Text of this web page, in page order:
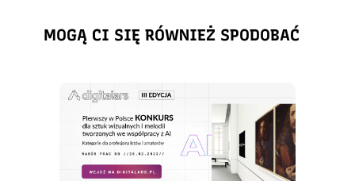
MOGĄ CI SIĘ RÓWNIEŻ SPODOBAĆ